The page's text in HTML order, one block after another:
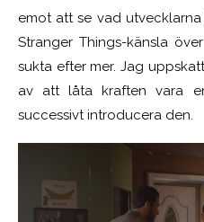
emot att se vad
Stranger Things-känsla
sukta efter mer. Jag
av att låta kraften vara
successivt introducera den.